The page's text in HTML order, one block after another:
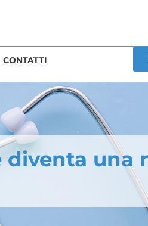
CONTATTI
diventa una